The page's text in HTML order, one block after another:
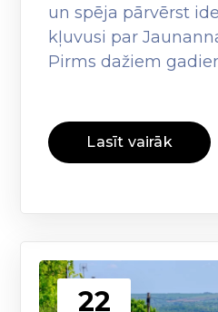
un spēja pārvērst
kļuvusi par
Pirms dažiem
Lasīt vairāk
22